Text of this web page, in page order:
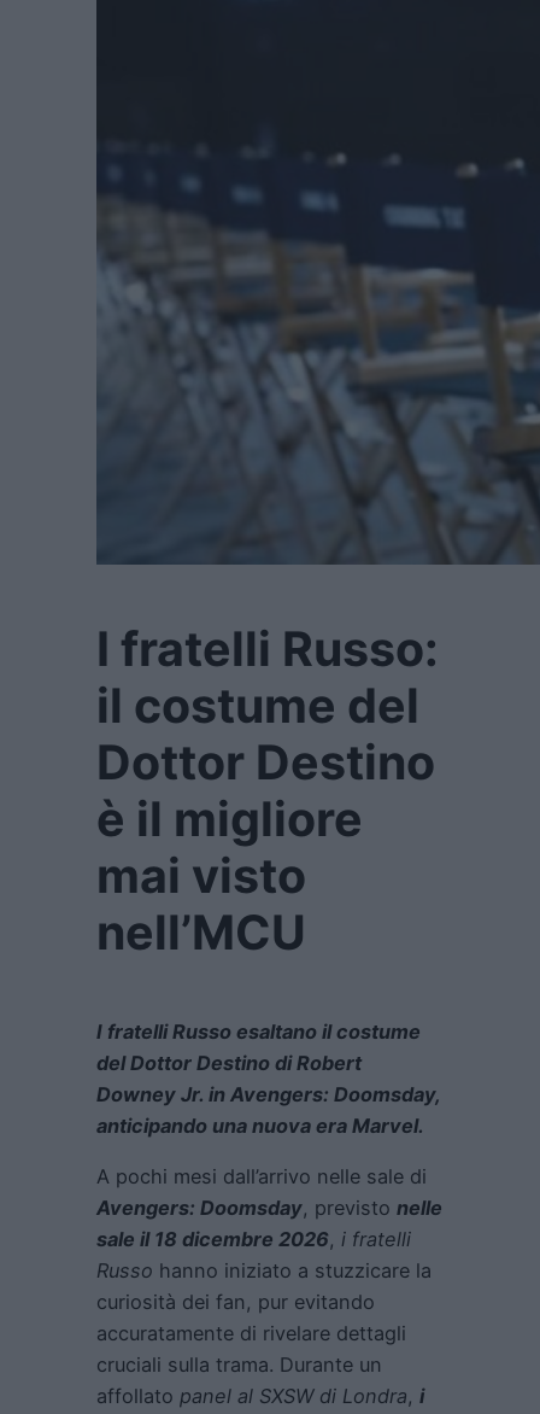
I fratelli Russo:
il costume del
Dottor Destino
è il migliore
mai visto
nell’MCU
I fratelli Russo esaltano il costume
del Dottor Destino di Robert
Downey Jr. in Avengers: Doomsday,
anticipando una nuova era Marvel.
A pochi mesi dall’arrivo nelle sale di
Avengers: Doomsday, previsto nelle
sale il 18 dicembre 2026, i fratelli
Russo hanno iniziato a stuzzicare la
curiosità dei fan, pur evitando
accuratamente di rivelare dettagli
cruciali sulla trama. Durante un
affollato panel al SXSW di Londra, i